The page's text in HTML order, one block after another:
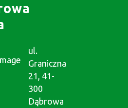
ul.
Graniczna
21, 41-
300
Dąbrowa